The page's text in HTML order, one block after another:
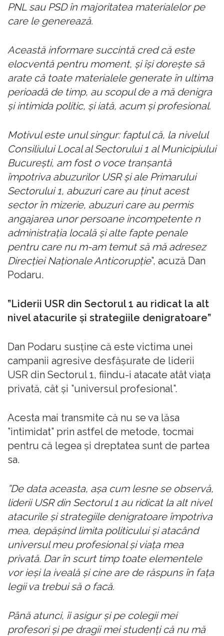
PNL sau PSD în majoritatea materialelor pe
care le generează.
Această informare succintă cred că este
elocventă pentru moment, şi îşi doreşte să
arate că toate materialele generate în ultima
perioadă de timp, au scopul de a mă denigra
şi intimida politic, şi iată, acum şi profesional.
Motivul este unul singur: faptul că, la nivelul
Consiliului Local al Sectorului 1 al Municipiului
Bucureşti, am fost o voce tranşantă
împotriva abuzurilor USR şi ale Primarului
Sectorului 1, abuzuri care au ţinut acest
sector în mizerie, abuzuri care au permis
angajarea unor persoane incompetente n
administraţia locală şi alte fapte penale
pentru care nu m-am temut să mă adresez
Direcţiei Naţionale Anticorupţie”, acuză Dan
Podaru.
”Liderii USR din Sectorul 1 au ridicat la alt
nivel atacurile şi strategiile denigratoare”
Dan Podaru susține că este victima unei
campanii agresive desfășurate de liderii
USR din Sectorul 1, fiindu-i atacate atât viața
privată, cât și ”universul profesional”.
Acesta mai transmite că nu se va lăsa
”intimidat” prin astfel de metode, tocmai
pentru că legea și dreptatea sunt de partea
sa.
”De data aceasta, aşa cum lesne se observă,
liderii USR din Sectorul 1 au ridicat la alt nivel
atacurile şi strategiile denigratoare împotriva
mea, depăşind limita politicului şi atacând
universul meu profesional şi viaţa mea
privată. Dar în scurt timp toate elementele
vor ieşi la iveală şi cine are de răspuns în faţa
legii va trebui să o facă.
Până atunci, îi asigur şi pe colegii mei
profesori şi pe dragii mei studenţi că nu mă